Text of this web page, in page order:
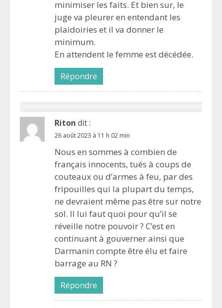
minimiser les faits. Et bien sur, le
juge va pleurer en entendant les
plaidoiries et il va donner le
minimum.
En attendent le femme est décédée.
Répondre
Riton dit :
26 août 2023 à 11 h 02 min
Nous en sommes à combien de
français innocents, tués à coups de
couteaux ou d’armes à feu, par des
fripouilles qui la plupart du temps,
ne devraient même pas être sur notre
sol. Il lui faut quoi pour qu’il se
réveille notre pouvoir ? C’est en
continuant à gouverner ainsi que
Darmanin compte être élu et faire
barrage au RN ?
Répondre